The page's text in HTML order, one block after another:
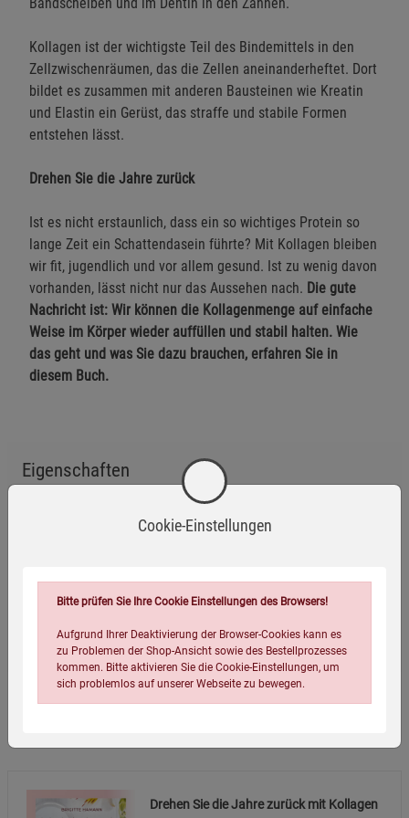
Kollagen ist der wichtigste Teil des Bindemittels in den
Zellzwischenräumen, das die Zellen aneinanderheftet. Dort
bildet es zusammen mit anderen Bausteinen wie Kreatin
und Elastin ein Gerüst, das straffe und stabile Formen
entstehen lässt.
Drehen Sie die Jahre zurück
Ist es nicht erstaunlich, dass ein so wichtiges Protein so
lange Zeit ein Schattendasein führte? Mit Kollagen bleiben
wir fit, jugendlich und vor allem gesund. Ist zu wenig davon
vorhanden, lässt nicht nur das Aussehen nach. Die gute
Nachricht ist: Wir können die Kollagenmenge auf einfache
Weise im Körper wieder auffüllen und stabil halten. Wie
das geht und was Sie dazu brauchen, erfahren Sie in
diesem Buch.
Eigenschaften
Verpackungsgewicht:
260 Gramm
Verpackungsmaße (LxBxH):
17 14
Drehen Sie die Jahre zurück mit Kollagen
Cookie-Einstellungen
Bitte prüfen Sie Ihre Cookie Einstellungen des Browsers!
Aufgrund Ihrer Deaktivierung der Browser-Cookies kann es
zu Problemen der Shop-Ansicht sowie des Bestellprozesses
kommen. Bitte aktivieren Sie die Cookie-Einstellungen, um
sich problemlos auf unserer Webseite zu bewegen.